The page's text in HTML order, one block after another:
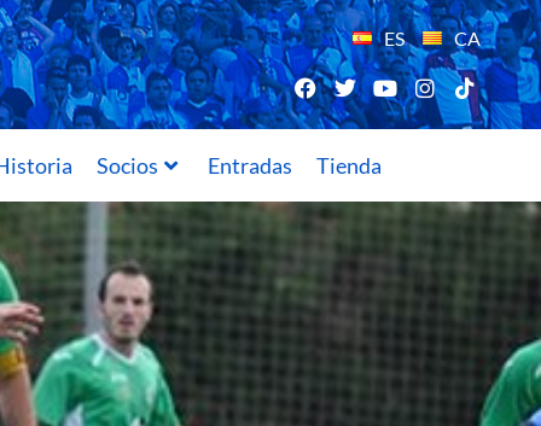
ES CA
Socios Entradas Tienda